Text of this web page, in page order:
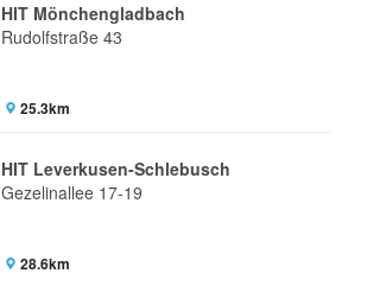
HIT Mönchengladbach
Rudolfstraße 43
25.3km
HIT Leverkusen-Schlebusch
Gezelinallee 17-19
28.6km